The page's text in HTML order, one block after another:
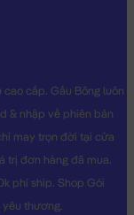
cấp. Gấu Bông luôn
& nhập về phiên bản
may trọn đời tại cửa
trị đơn hàng đã mua.
phí ship. Shop Gói
yêu thương.